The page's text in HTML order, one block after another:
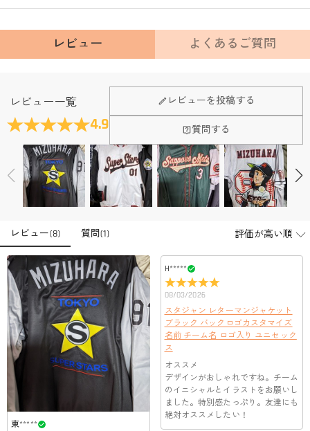
レビュー よくあるご質問
レビュー一覧
4.9
レビューを投稿する
質問する
レビュー(8) 質問(1)
東*****
H*****
08/03/2026
スタジャン レターマンジャケット
ブラック バックロゴカスタマイズ
名前 チーム名 ロゴ入り ユニセック
ス
オススメ
デザインがおしゃれですね。チーム
のイニシャルとイラストをお願いし
ました。特別感たっぷり。友達にも
絶対オススメしたい！
Fanscheerについて
会社はどこにありますか？
本社はホンコンにあります。
店頭や実店舗とかありますか？
店舗に費やす家賃や保険、人的労力等のコストを節約して、商
品自身が値下げできるために、現在はオンラインストアのみ運
営しております。
注文＆支払いについて
もし注文確認メールをご確認後、注文内容に間違いでもありま
したら、至急カスタマーサポート【Eメール：
service@drawelry.jp】までご連絡ください。ご連絡頂く時に注文
番号もお送りください。
支払方法は何がありますか？
お支払い方法は、クレジットカード、コンビニ前払い、
Paypal、ApplePay、GooglePayからお選びいただけます。
支払い情報は保護されますか？
お支払い情報は高度なセキュリティで保護されております。お
客様のお支払い情報は当社のサーバーに一切保存されません。
Paypal又はクレジットカート発行会社によって処理されます。
支払い情報は保護されますか？
当社では、個人情報保護を目的としたコンプライアンスに則
り、プライバシーポリシーを定めています。お客様に安心かつ
安全にご利用いただけるよう最善の注意を払い、個人情報を厳
重に取り扱っています。 詳細はプライバシーポリシー
までご
服＆ファッション
どうやってオリジナル服をオーダーメイドします
まずお気に入りのデザインを選んで、ページに表示した項目や
選択しを選んでから、カートに追加してご注文手続きをお願い
服の印刷に色違いが出ることがありますか？